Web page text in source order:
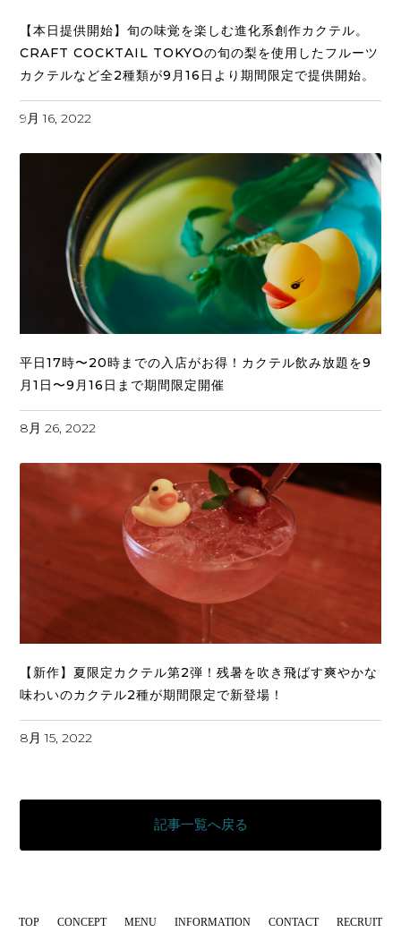
【本日提供開始】旬の味覚を楽しむ進化系創作カクテル。
CRAFT COCKTAIL TOKYOの旬の梨を使用したフルーツ
カクテルなど全2種類が9月16日より期間限定で提供開始。
9月 16, 2022
平日17時〜20時までの入店がお得！カクテル飲み放題を9
月1日〜9月16日まで期間限定開催
8月 26, 2022
【新作】夏限定カクテル第2弾！残暑を吹き飛ばす爽やかな
味わいのカクテル2種が期間限定で新登場！
8月 15, 2022
記事一覧へ戻る
TOP CONCEPT MENU INFORMATION CONTACT RECRUIT